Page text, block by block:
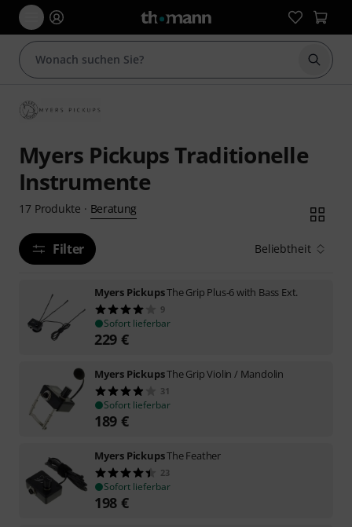
Suche
Myers Pickups Traditionelle
Instrumente
17 Produkte · Beratung
Filter Beliebtheit
Myers PickupsThe Grip Plus-6 with Bass Ext.
9
Sofort lieferbar
229 €
Myers PickupsThe Grip Violin / Mandolin
31
Sofort lieferbar
189 €
Myers PickupsThe Feather
23
Sofort lieferbar
198 €